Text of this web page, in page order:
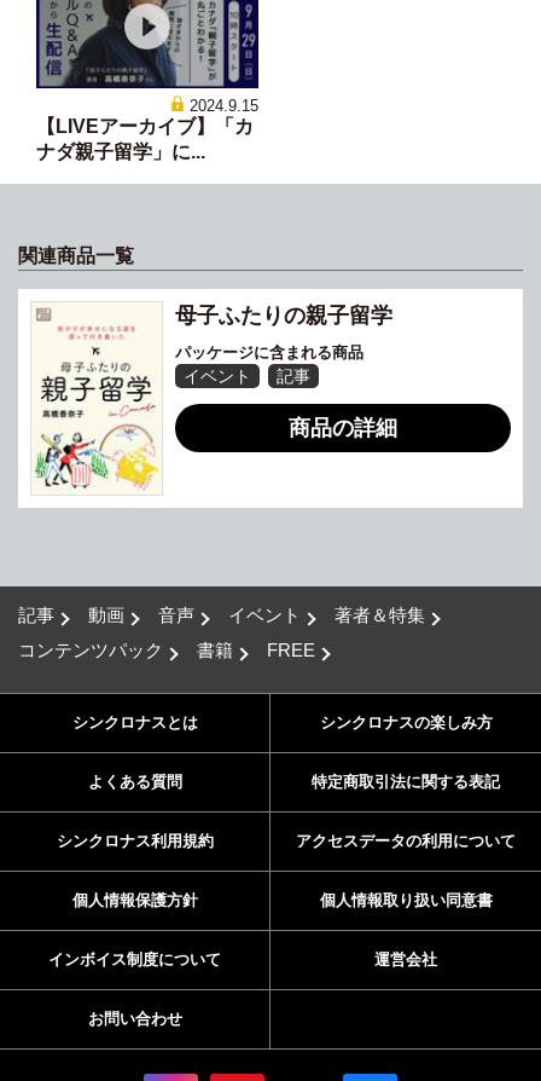
2024.9.15
【LIVEアーカイブ】「カ
ナダ親子留学」に...
関連商品一覧
母子ふたりの親子留学
パッケージに含まれる商品
イベント 記事
商品の詳細
記事 動画 音声 イベント
著者＆特集
コンテンツパック
書籍 FREE
シンクロナスとは シンクロナスの楽しみ方
よくある質問 特定商取引法に関する表記
シンクロナス利用規約 アクセスデータの利用について
個人情報保護方針 個人情報取り扱い同意書
インボイス制度について 運営会社
お問い合わせ